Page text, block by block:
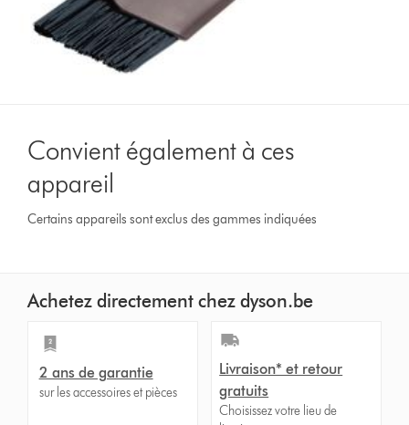
Convient également à ces
appareil
Certains appareils sont exclus des gammes indiquées
Achetez directement chez dyson.be
2 ans de garantie
sur les accessoires et pièces
Livraison* et retour
gratuits
Choisissez votre lieu de